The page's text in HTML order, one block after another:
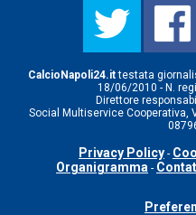
CalcioNapoli24.ittestata
18/06/2010 - N.
Direttore
Social Multiservice Cooperativa,
Privacy Policy -
Organigramma -